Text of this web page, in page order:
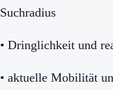
Suchradius
• Dringlichkeit und
• aktuelle Mobilität